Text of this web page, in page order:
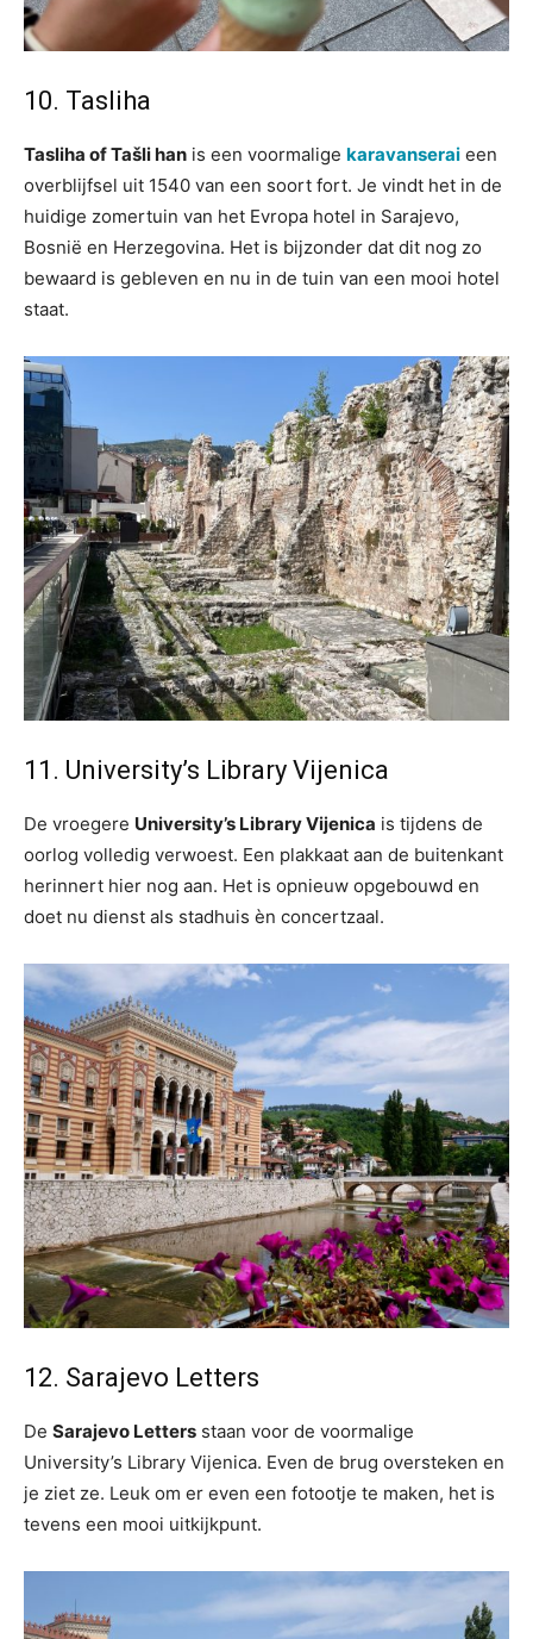
10. Tasliha
Tasliha of Tašli han is een voormalige karavanserai een
overblijfsel uit 1540 van een soort fort. Je vindt het in de
huidige zomertuin van het Evropa hotel in Sarajevo,
Bosnië en Herzegovina. Het is bijzonder dat dit nog zo
bewaard is gebleven en nu in de tuin van een mooi hotel
staat.
11. University’s Library Vijenica
De vroegere University’s Library Vijenica is tijdens de
oorlog volledig verwoest. Een plakkaat aan de buitenkant
herinnert hier nog aan. Het is opnieuw opgebouwd en
doet nu dienst als stadhuis èn concertzaal.
12. Sarajevo Letters
De Sarajevo Letters staan voor de voormalige
University’s Library Vijenica. Even de brug oversteken en
je ziet ze. Leuk om er even een fotootje te maken, het is
tevens een mooi uitkijkpunt.